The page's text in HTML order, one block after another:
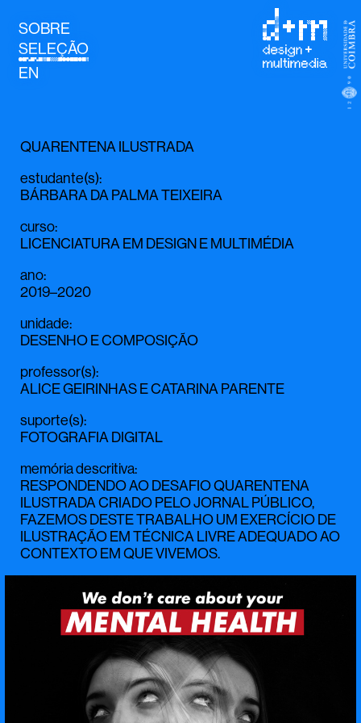
SOBRE
SELEÇÃO
EN
QUARENTENA ILUSTRADA
estudante(s):
BÁRBARA DA PALMA TEIXEIRA
curso:
LICENCIATURA EM DESIGN E MULTIMÉDIA
ano:
2019–2020
unidade:
DESENHO E COMPOSIÇÃO
professor(s):
ALICE GEIRINHASECATARINA PARENTE
suporte(s):
FOTOGRAFIA DIGITAL
memória descritiva:
RESPONDENDO AO DESAFIO QUARENTENA
ILUSTRADA CRIADO PELO JORNAL PÚBLICO,
FAZEMOS DESTE TRABALHO UM EXERCÍCIO DE
ILUSTRAÇÃO EM TÉCNICA LIVRE ADEQUADO AO
CONTEXTO EM QUE VIVEMOS.